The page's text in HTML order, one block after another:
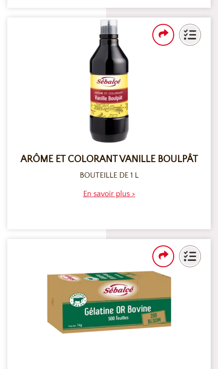
ARÔME ET COLORANT VANILLE BOULPÂT
BOUTEILLE DE 1 L
En savoir plus >